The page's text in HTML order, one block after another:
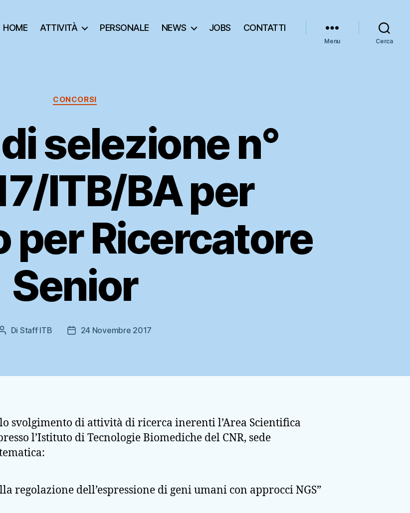
HOME ATTIVITÀ PERSONALE NEWS JOBS CONTATTI
Menu Cerca
Categorie
CONCORSI
selezione n°
ITB/BA per
per Ricercatore
Senior
Autore
Di Staff ITB
Data24 Novembre 2017
svolgimento di attività di ricerca inerenti l’Area Scientifica
l’Istituto di Tecnologie Biomediche del CNR, sede
regolazione dell’espressione di geni umani con approcci NGS”